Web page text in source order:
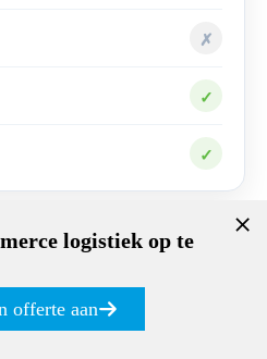
✗
✓
✓
logistiek op te
offerte aan